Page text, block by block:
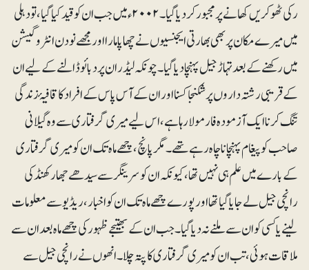
ر کی ٹھوکریں کھانے پر مجبور کر دیا گیا۔ ۲۰۰۲ء میں جب ان کو قید کیا گیا، تو دہلی
میں میرے مکان پر بھی بھارتی ایجنسیوں نے چھاپا مارا اور مجھے نو دن انٹروگیشن
میں رکھنے کے بعد تہاڑ جیل پہنچادیا گیا۔ چونکہ لیڈران پر دبائو ڈالنے کے لیے ان
کے قریبی رشتہ داروں پر شکنجا کسنا اور ان کے آس پاس کے افراد کا قافیۂ زندگی
تنگ کرنا ایک آزمودہ فارمولا رہا ہے، اس لیے میری گرفتاری سے وہ گیلانی
صاحب کو پیغام پہنچانا چاہ رہے تھے۔ مگر پانچ ، چھے ماہ تک ان کو میری گرفتاری
کے بارے میں علم ہی نہیں تھا ، کیونکہ ان کو سرینگر سے سیدھے جھارکھنڈ کی
رانچی جیل لے جایا گیا تھا اور پورے چھے ماہ تک ان کو اخبار، ریڈیو سے معلومات
لینے یا کسی کو ان سے ملنے نہ دیا گیا۔ جب ان کے بھتیجے ظہور کی چھے ماہ بعد ان سے
ملاقات ہوئی، تب ان کو میری گرفتاری کا پتہ چلا۔ انھوں نے رانچی جیل سے